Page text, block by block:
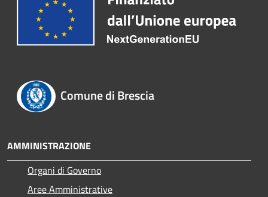
Comune di Brescia
AMMINISTRAZIONE
Organi di Governo
Aree Amministrative